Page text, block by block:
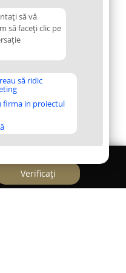
să vă
să faceți clic pe
să ridic
firma in proiectul
Verificați